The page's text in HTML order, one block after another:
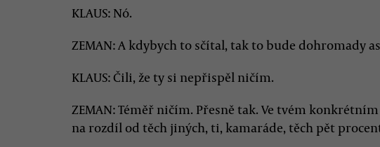
KLAUS: Nó.
ZEMAN: A kdybych to sčítal, tak to bude dohromady
KLAUS: Čili, že ty si nepřispěl ničím.
ZEMAN: Téměř ničím. Přesně tak. Ve tvém
na rozdíl od těch jiných, ti, kamaráde, těch pět